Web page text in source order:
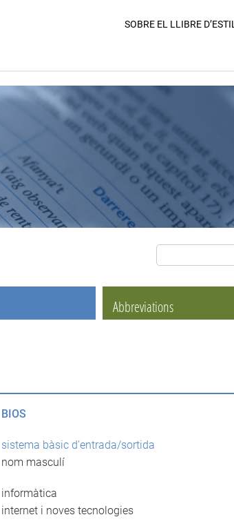
SOBRE EL LLIBRE D’ESTIL
Abbreviations
BIOS
sistema bàsic d’entrada/sortida
nom masculí
informàtica
internet i noves tecnologies